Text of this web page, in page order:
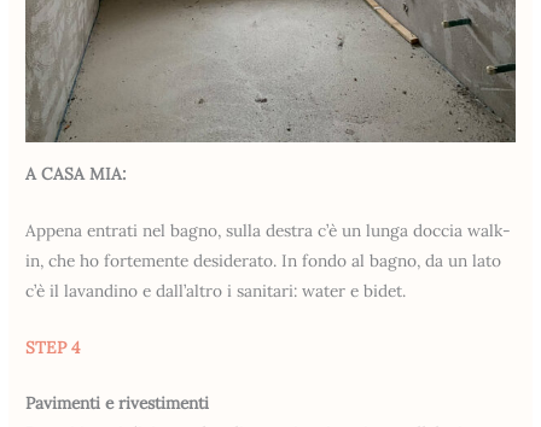
A CASA MIA:
Appena entrati nel bagno, sulla destra c’è un lunga doccia walk-
in, che ho fortemente desiderato. In fondo al bagno, da un lato
c’è il lavandino e dall’altro i sanitari: water e bidet.
STEP 4
Pavimenti e rivestimenti